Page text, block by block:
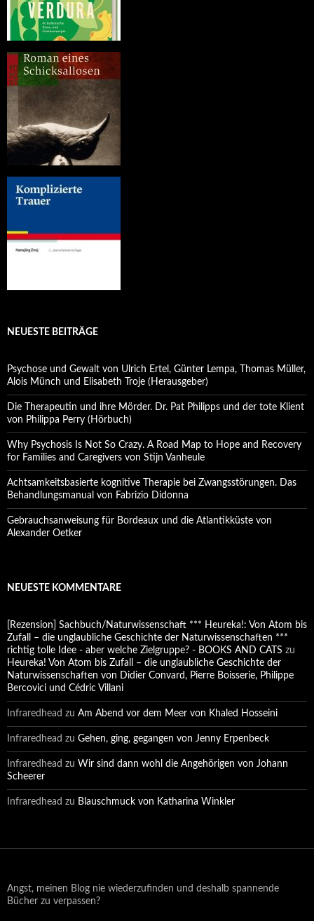
NEUESTE BEITRÄGE
Psychose und Gewalt von Ulrich Ertel, Günter Lempa, Thomas Müller,
Alois Münch und Elisabeth Troje (Herausgeber)
Die Therapeutin und ihre Mörder. Dr. Pat Philipps und der tote Klient
von Philippa Perry (Hörbuch)
Why Psychosis Is Not So Crazy. A Road Map to Hope and Recovery
for Families and Caregivers von Stijn Vanheule
Achtsamkeitsbasierte kognitive Therapie bei Zwangsstörungen. Das
Behandlungsmanual von Fabrizio Didonna
Gebrauchsanweisung für Bordeaux und die Atlantikküste von
Alexander Oetker
NEUESTE KOMMENTARE
[Rezension] Sachbuch/Naturwissenschaft *** Heureka!: Von Atom bis
Zufall – die unglaubliche Geschichte der Naturwissenschaften ***
richtig tolle Idee - aber welche Zielgruppe? - BOOKS AND CATS zu
Heureka! Von Atom bis Zufall – die unglaubliche Geschichte der
Naturwissenschaften von Didier Convard, Pierre Boisserie, Philippe
Bercovici und Cédric Villani
Infraredhead zu Am Abend vor dem Meer von Khaled Hosseini
Infraredhead zu Gehen, ging, gegangen von Jenny Erpenbeck
Infraredhead zu Wir sind dann wohl die Angehörigen von Johann
Scheerer
Infraredhead zu Blauschmuck von Katharina Winkler
Angst, meinen Blog nie wiederzufinden und deshalb spannende
Bücher zu verpassen?